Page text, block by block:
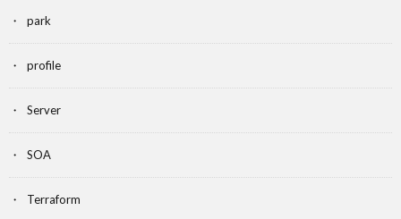
park
profile
Server
SOA
Terraform